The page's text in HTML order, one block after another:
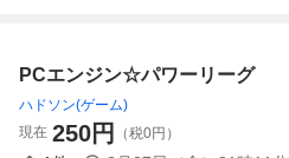
PCエンジン☆パワーリーグ
ハドソン(ゲーム)
現在 250円 （税0円）